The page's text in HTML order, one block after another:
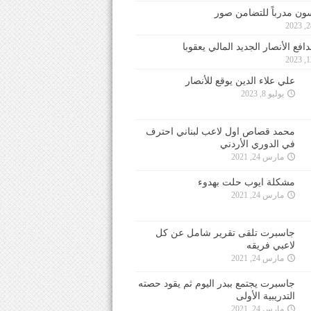
مدرباً للتضامن صور
الأنصار الجديد المالي يعقوبا
علي علاء الدين يوقع للأنصار
يوليو 8, 2023
محمد قصاص اول لاعب لبناني احترف
في الدوري الأردني
مارس 24, 2021
مشكلة ايوب حلت بهدوء
مارس 24, 2021
جاسبرت تلقى تقرير شامل عن كل
لاعبي فريقه
مارس 24, 2021
جاسبرت يجتمع ببدر اليوم ثم يقود حصته
التدريبية الأولى
مارس 24, 2021